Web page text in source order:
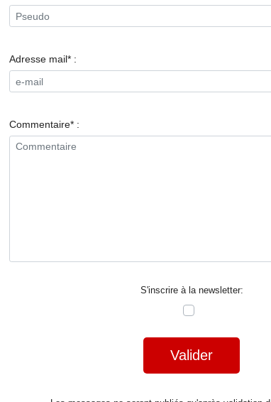
Adresse mail* :
Commentaire* :
S'inscrire à la newsletter:
Valider